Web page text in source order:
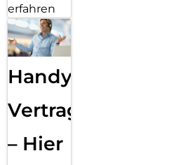
erfahren
Handy
Vertragsabwicklung
– Hier